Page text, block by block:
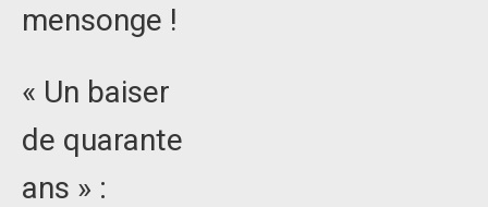
mensonge !
« Un baiser
de quarante
ans » :